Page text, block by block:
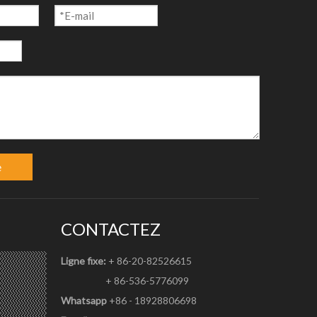
CONTACTEZ
Ligne fixe: + 86-20-82526615
+ 86-536-5776099
Whatsapp +86 - 18928806698